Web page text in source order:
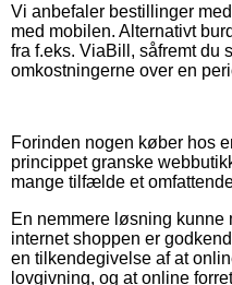
Vi anbefaler bestillinger
med mobilen. Alternativt
fra f.eks. ViaBill, såfremt du
omkostningerne over en
Forinden nogen køber hos
princippet granske
mange tilfælde et
En nemmere løsning
internet shoppen er
en tilkendegivelse af at
lovgivning, og at online